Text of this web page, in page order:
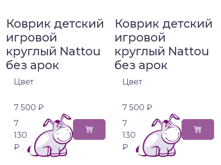
Коврик детский
игровой
круглый Nattou
без арок
Цвет
7 500 ₽
7
130
₽
Коврик детский
игровой
круглый Nattou
без арок
Цвет
7 500 ₽
7
130
₽